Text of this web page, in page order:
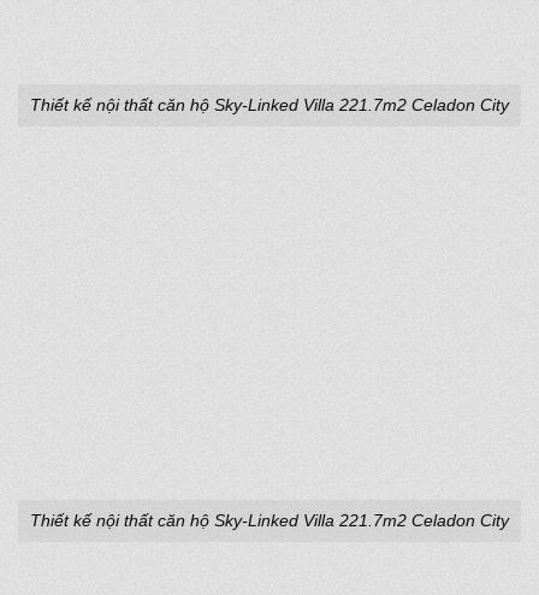
Thiết kế nội thất căn hộ Sky-Linked Villa 221.7m2 Celadon City
Thiết kế nội thất căn hộ Sky-Linked Villa 221.7m2 Celadon City